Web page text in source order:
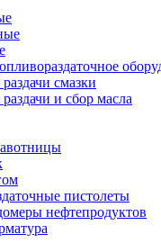
смазки
и сбор масла
пистолеты
нефтепродуктов